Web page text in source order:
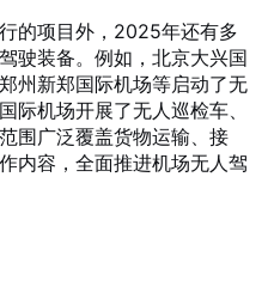
的项目外，2025年还有多
驶装备。例如，北京大兴国
州新郑国际机场等启动了无
际机场开展了无人巡检车、
围广泛覆盖货物运输、接
内容，全面推进机场无人驾